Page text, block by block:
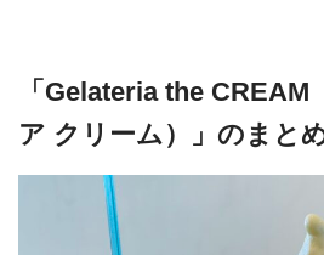
「Gelateria the CREAM
ア クリーム）」のまと